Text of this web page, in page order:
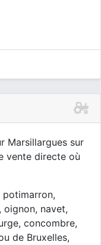
Marsillargues sur
vente directe où
potimarron,
oignon, navet,
concombre,
de Bruxelles,